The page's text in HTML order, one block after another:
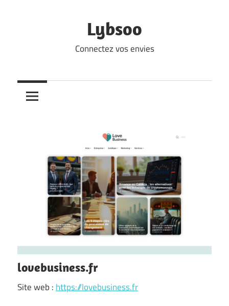
Lybsoo
Connectez vos envies
lovebusiness.fr
Site web : https://lovebusiness.fr